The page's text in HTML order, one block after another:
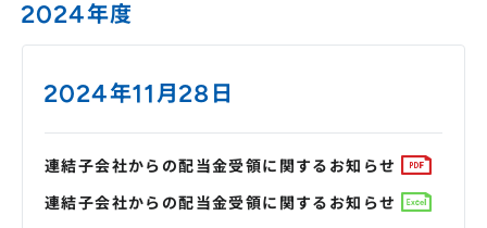
2024年度
2024年11月28日
連結子会社からの配当金受領に関するお知らせ
連結子会社からの配当金受領に関するお知らせ